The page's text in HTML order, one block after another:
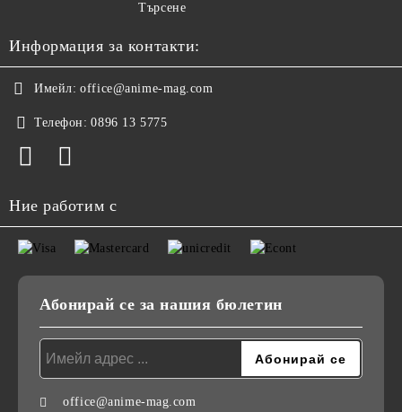
Търсене
Информация за контакти:
Имейл: office@anime-mag.com
Телефон: 0896 13 5775
Ние работим с
Абонирай се за нашия бюлетин
office@anime-mag.com